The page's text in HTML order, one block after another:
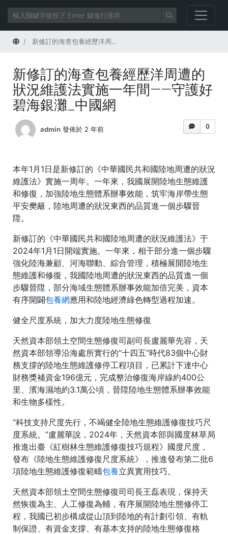
首頁 新修訂的海查包養經歷洋周遭的狀況維護法實施一年間——守護好碧海銀灘_中國網
新修訂的海查包養經歷洋周遭的
狀況維護法實施一年間——守護好
碧海銀灘_中國網
0
admin 發佈於 2 年前
本年1月1日是新修訂的《中華國民共和國陸地周遭的狀況
維護法》實施一周年。一年來，我國展開陸地生態維護
和修復，加強陸地生態體系辦事效能，筑牢海岸帶生態
平安樊籬，陸地周遭的狀況東西的品質進一個步驟晉
陞。
新修訂的《中華國民共和國陸地周遭的狀況維護法》于
2024年1月1日開端實施。一年來，相干部分進一個步驟
強化陸海兼顧、河海聯動、綜合管理，積極展開陸地生
態維護和修復，我國陸地周遭的狀況東西的品質進一個
步驟晉陞，部分海域生態體系辦事效能加倍完美，資本
有序開闢包養網應用和陸地經濟綠色轉型過程加速。
健全尺度系統，加大力度陸地生態修復
天然資本部領土空間生態修復司副司長盧麗華先容，天
然資本部領導沿海處所實行的“十四五”時代83個中心財
務支撐的陸地生態維護修停工程項目，已累計下達中心
財務獎補資金196億元，完成整治修復海岸線約400公
里、濱海濕地約3.1萬公頃，晉陞陸地生態體系辦事效能
和生物多樣性。
“科技支持尺度先行，不竭健全陸地生態維護修復技巧尺
度系統。”盧麗華說，2024年，天然資本部與國度林草局
推進出臺《紅樹林生態維護修復技巧規程》國度尺度，
發布《陸地生態維護修復尺度系統》，推進發布第二批6
項陸地生態維護修復範疇包養立異實用技巧。
天然資本部領土空間生態修復司司長王磊表現，保持天
然恢復為主、人工修復為輔，有序展開陸地生態修停工
程，我國已初步構成從山頂到陸地的有計劃引領、有軌
制保證、有資金支撐、有基本支持的陸地生態修復格